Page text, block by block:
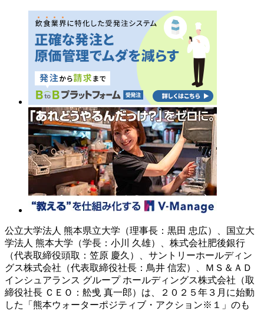
公立大学法人 熊本県立大学（理事長：黒田 忠広）、国立大
学法人 熊本大学（学長：小川 久雄）、株式会社肥後銀行
（代表取締役頭取：笠原 慶久）、サントリーホールディン
グス株式会社（代表取締役社長：鳥井 信宏）、ＭＳ＆ＡＤ
インシュアランス グループ ホールディングス株式会社（取
締役社長 ＣＥＯ：舩曵 真一郎）は、２０２５年３月に始動
した「熊本ウォーターポジティブ・アクション※１」のも